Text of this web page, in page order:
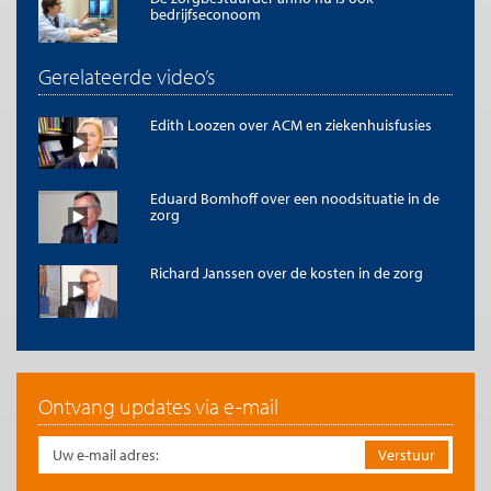
Afbeelding ‘laptop and stethoscope’ van jfcherry (
bedrijfseconoom
Gerelateerde video’s
Edith Loozen over ACM en ziekenhuisfusies
Eduard Bomhoff over een noodsituatie in de
zorg
Richard Janssen over de kosten in de zorg
Ontvang updates via e-mail